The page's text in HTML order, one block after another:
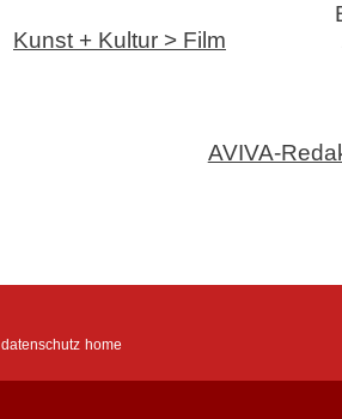
Kunst + Kultur > Film
AVIVA-
datenschutz home